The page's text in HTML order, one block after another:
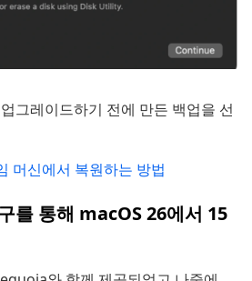
그레이드하기 전에 만든 백업을 선
머신에서 복원하는 방법
를 통해 macOS 26에서 15